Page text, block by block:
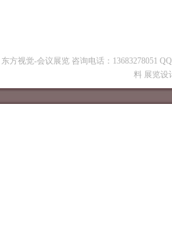
东方视觉-会议展览 咨询电话：13683278051
料 展览设